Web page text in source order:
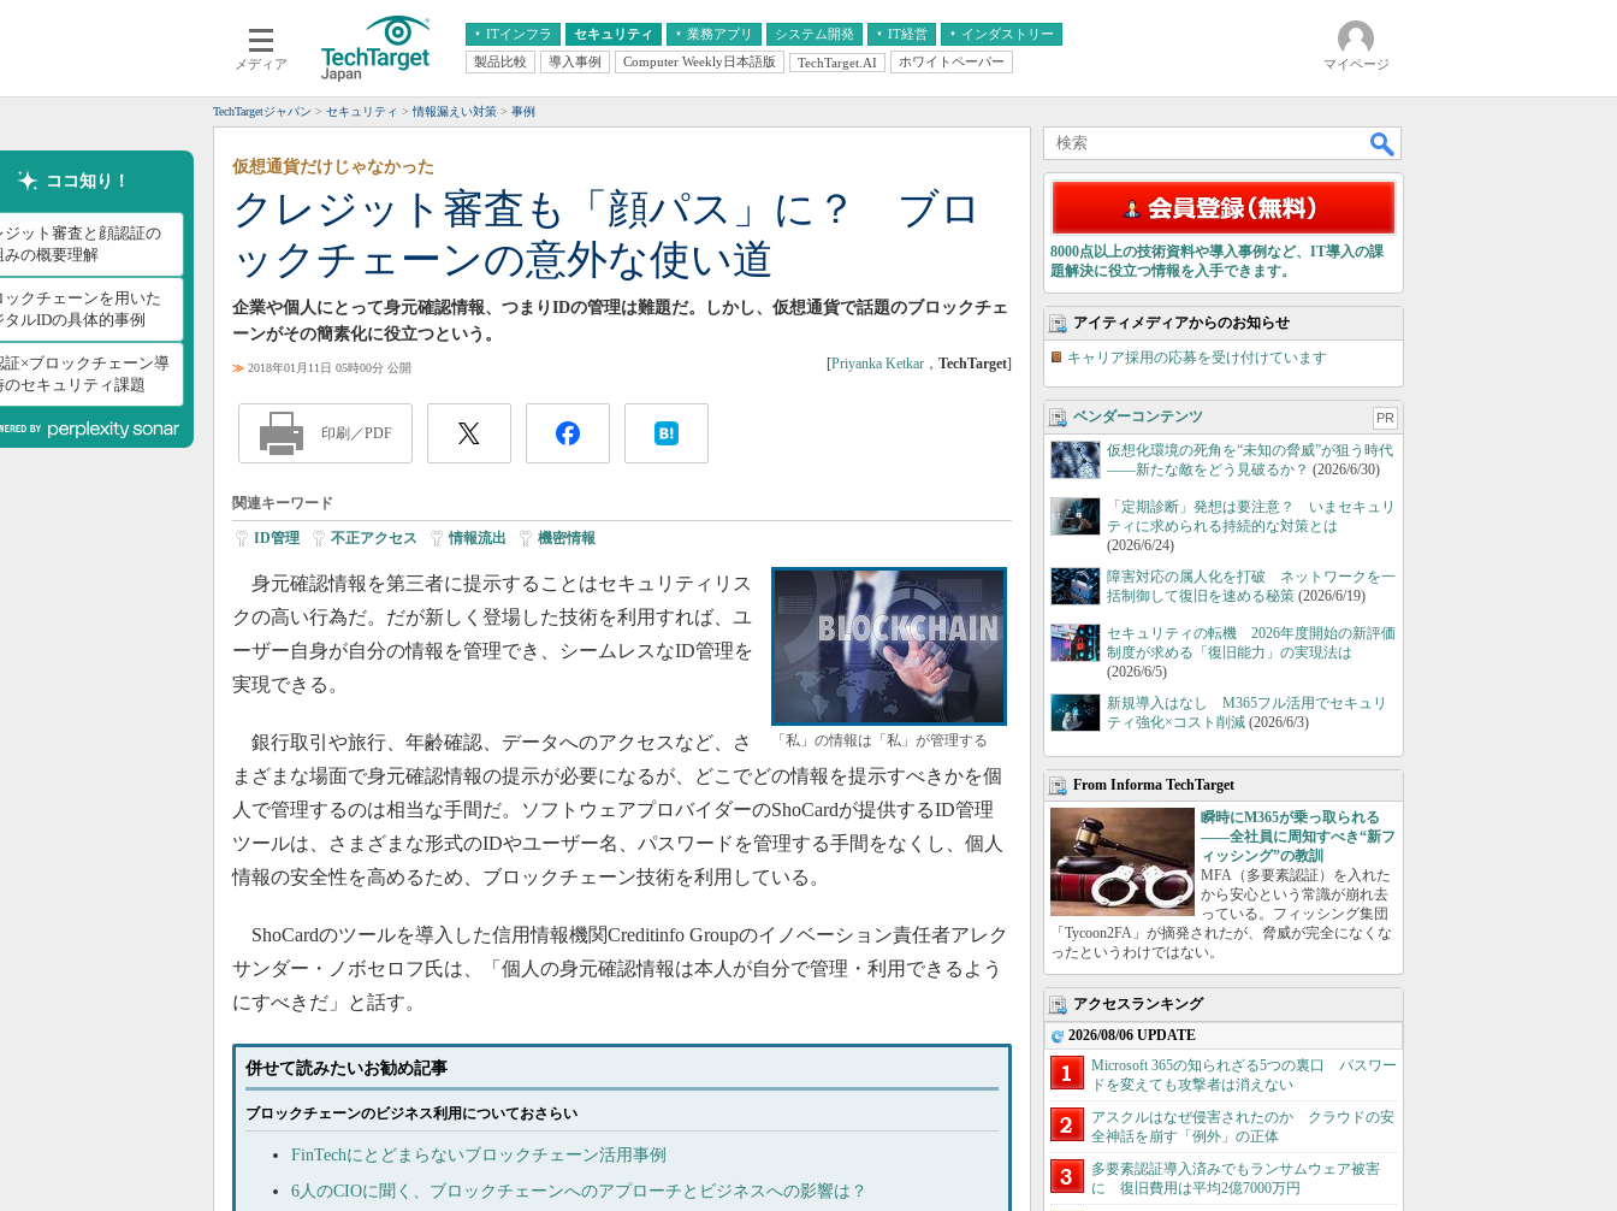
メディア
ITインフラ
クラウド
スマートモバイル
ネットワーク
システム運用管理
セキュリティ 業務アプリ
エンタープライズAI
ERP
情報系システム
システム開発 IT経営
経営とIT
インダストリー
医療IT
製品比較 導入事例 Computer Weekly日本語版 TechTarget.AI ホワイトペーパー マイページ
TechTargetジャパン セキュリティ 情報漏えい対策 事例
ココ知り！
ジット審査と顔認証の
みの概要理解
ックチェーンを用いた
タルIDの具体的事例
証×ブロックチェーン導
のセキュリティ課題
クレジット審査も「顔パス」に？ ブロ
ックチェーンの意外な使い道
仮想通貨だけじゃなかった
企業や個人にとって身元確認情報、つまりIDの管理は難題だ。しかし、仮想通貨で話題のブロックチェ
ーンがその簡素化に役立つという。
≫ 2018年01月11日 05時00分 公開 [Priyanka Ketkar ， TechTarget]
印刷／PDF
関連キーワード
ID管理 不正アクセス 情報流出 機密情報
「私」の情報は「私」が管理する
身元確認情報を第三者に提示することはセキュリティリス
クの高い行為だ。だが新しく登場した技術を利用すれば、ユ
ーザー自身が自分の情報を管理でき、シームレスなID管理を
実現できる。
銀行取引や旅行、年齢確認、データへのアクセスなど、さ
まざまな場面で身元確認情報の提示が必要になるが、どこでどの情報を提示すべきかを個
人で管理するのは相当な手間だ。ソフトウェアプロバイダーのShoCardが提供するID管理
ツールは、さまざまな形式のIDやユーザー名、パスワードを管理する手間をなくし、個人
情報の安全性を高めるため、ブロックチェーン技術を利用している。
ShoCardのツールを導入した信用情報機関Creditinfo Groupのイノベーション責任者アレク
サンダー・ノボセロフ氏は、「個人の身元確認情報は本人が自分で管理・利用できるよう
にすべきだ」と話す。
併せて読みたいお勧め記事
ブロックチェーンのビジネス利用についておさらい
FinTechにとどまらないブロックチェーン活用事例
6人のCIOに聞く、ブロックチェーンへのアプローチとビジネスへの影響は？
8000点以上の技術資料や導入事例など、IT導入の課
題解決に役立つ情報を入手できます。
アイティメディアからのお知らせ
キャリア採用の応募を受け付けています
ベンダーコンテンツ PR
仮想化環境の死角を“未知の脅威”が狙う時代
――新たな敵をどう見破るか？ (2026/6/30)
「定期診断」発想は要注意？ いまセキュリ
ティに求められる持続的な対策とは
(2026/6/24)
障害対応の属人化を打破 ネットワークを一
括制御して復旧を速める秘策 (2026/6/19)
セキュリティの転機 2026年度開始の新評価
制度が求める「復旧能力」の実現法は
(2026/6/5)
新規導入はなし M365フル活用でセキュリ
ティ強化×コスト削減 (2026/6/3)
From Informa TechTarget
瞬時にM365が乗っ取られる
――全社員に周知すべき“新フ
ィッシング”の教訓
MFA（多要素認証）を入れた
から安心という常識が崩れ去
っている。フィッシング集団
「Tycoon2FA」が摘発されたが、脅威が完全になくな
ったというわけではない。
アクセスランキング
2026/08/06 UPDATE
Microsoft 365の知られざる5つの裏口 パスワー
ドを変えても攻撃者は消えない
アスクルはなぜ侵害されたのか クラウドの安
全神話を崩す「例外」の正体
多要素認証導入済みでもランサムウェア被害
に 復旧費用は平均2億7000万円